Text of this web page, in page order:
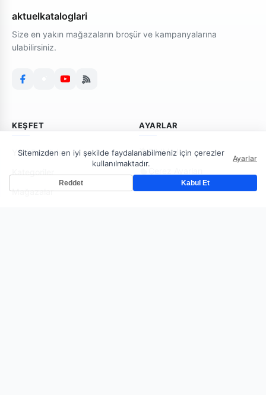
aktuelkataloglari
Size en yakın mağazaların broşür ve kampanyalarına
ulabilirsiniz.
KEŞFET
Yeni Broşürler
Mağazalar
AYARLAR
Bildirimler
Sitemizden en iyi şekilde faydalanabilmeniz için çerezler
kullanılmaktadır.
Ayarlar
Reddet Kabul Et